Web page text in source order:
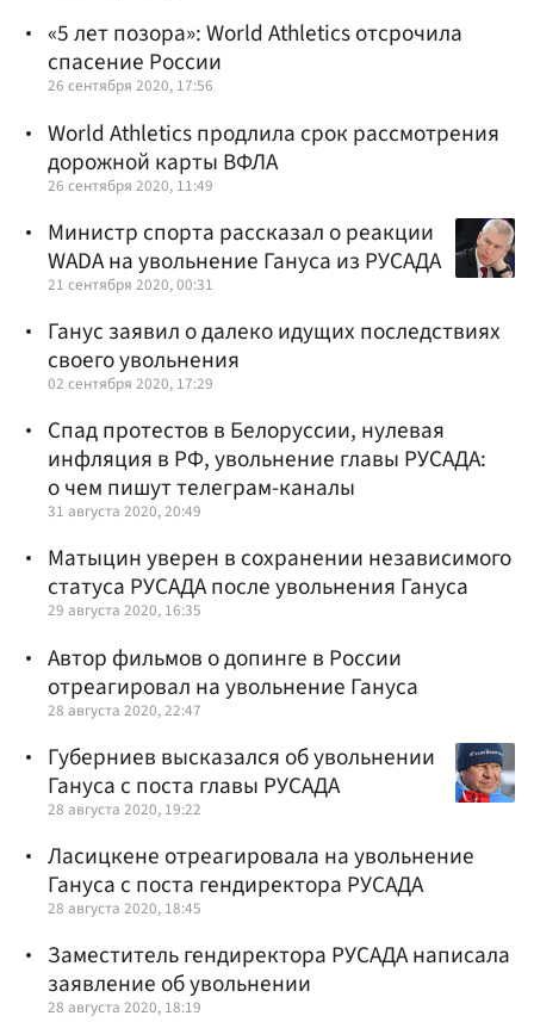
«5 лет позора»: World Athletics отсрочила
спасение России
26 сентября 2020, 17:56
World Athletics продлила срок рассмотрения
дорожной карты ВФЛА
26 сентября 2020, 11:49
Министр спорта рассказал о реакции
WADA на увольнение Гануса из РУСАДА
21 сентября 2020, 00:31
Ганус заявил о далеко идущих последствиях
своего увольнения
02 сентября 2020, 17:29
Спад протестов в Белоруссии, нулевая
инфляция в РФ, увольнение главы РУСАДА:
о чем пишут телеграм-каналы
31 августа 2020, 20:49
Матыцин уверен в сохранении независимого
статуса РУСАДА после увольнения Гануса
29 августа 2020, 16:35
Автор фильмов о допинге в России
отреагировал на увольнение Гануса
28 августа 2020, 22:47
Губерниев высказался об увольнении
Гануса с поста главы РУСАДА
28 августа 2020, 19:22
Ласицкене отреагировала на увольнение
Гануса с поста гендиректора РУСАДА
28 августа 2020, 18:45
Заместитель гендиректора РУСАДА написала
заявление об увольнении
28 августа 2020, 18:19